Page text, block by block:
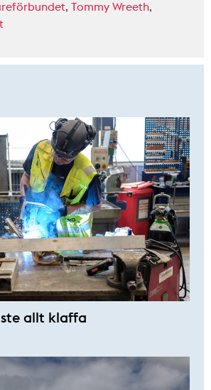
, Tommy Wreeth,
allt klaffa